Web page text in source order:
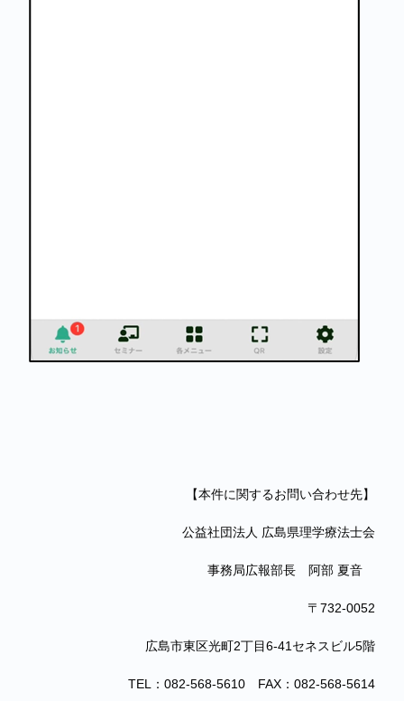
【本件に関するお問い合わせ先】
公益社団法人 広島県理学療法士会
事務局広報部長 阿部 夏音
〒732-0052
広島市東区光町2丁目6-41セネスビル5階
TEL：082-568-5610 FAX：082-568-5614